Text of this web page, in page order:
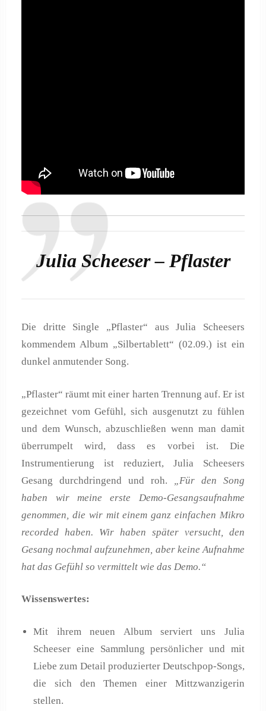
Julia Scheeser – Pflaster
Die dritte Single „Pflaster“ aus Julia Scheesers
kommendem Album „Silbertablett“ (02.09.) ist ein
dunkel anmutender Song.
„Pflaster“ räumt mit einer harten Trennung auf. Er ist
gezeichnet vom Gefühl, sich ausgenutzt zu fühlen
und dem Wunsch, abzuschließen wenn man damit
überrumpelt wird, dass es vorbei ist. Die
Instrumentierung ist reduziert, Julia Scheesers
Gesang durchdringend und roh. „Für den Song
haben wir meine erste Demo-Gesangsaufnahme
genommen, die wir mit einem ganz einfachen Mikro
recorded haben. Wir haben später versucht, den
Gesang nochmal aufzunehmen, aber keine Aufnahme
hat das Gefühl so vermittelt wie das Demo.“
Wissenswertes:
Mit ihrem neuen Album serviert uns Julia
Scheeser eine Sammlung persönlicher und mit
Liebe zum Detail produzierter Deutschpop-Songs,
die sich den Themen einer Mittzwanzigerin
stellen.